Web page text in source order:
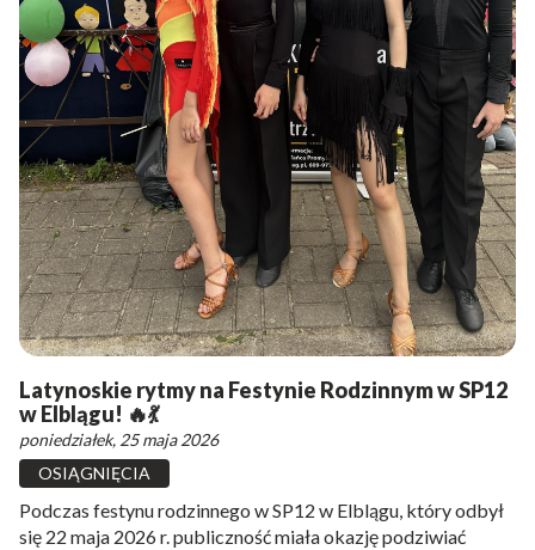
Latynoskie rytmy na Festynie Rodzinnym w SP12
w Elblągu! 🔥💃
poniedziałek, 25 maja 2026
OSIĄGNIĘCIA
Podczas festynu rodzinnego w SP12 w Elblągu, który odbył
się 22 maja 2026 r. publiczność miała okazję podziwiać